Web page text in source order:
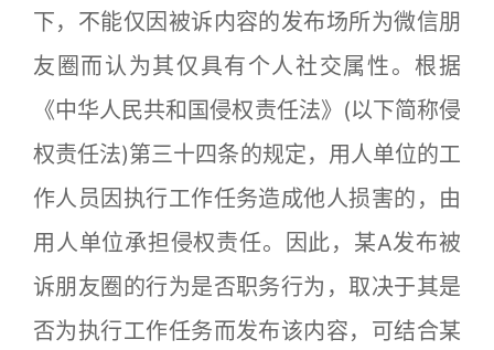
下，不能仅因被诉内容的发布场所为微信朋
友圈而认为其仅具有个人社交属性。根据
《中华人民共和国侵权责任法》(以下简称侵
权责任法)第三十四条的规定，用人单位的工
作人员因执行工作任务造成他人损害的，由
用人单位承担侵权责任。因此，某A发布被
诉朋友圈的行为是否职务行为，取决于其是
否为执行工作任务而发布该内容，可结合某